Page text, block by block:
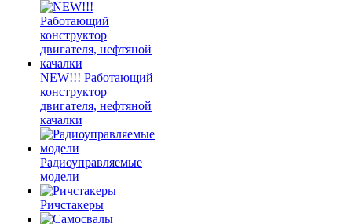
NEW!!! Работающий
конструктор
двигателя, нефтяной
качалки
Радиоуправляемые
модели
Ричстакеры